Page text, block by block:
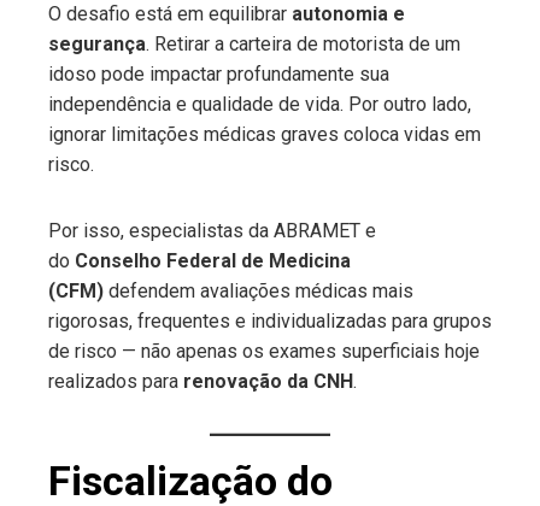
O desafio está em equilibrar autonomia e
segurança. Retirar a carteira de motorista de um
idoso pode impactar profundamente sua
independência e qualidade de vida. Por outro lado,
ignorar limitações médicas graves coloca vidas em
risco.
Por isso, especialistas da ABRAMET e
do Conselho Federal de Medicina
(CFM) defendem avaliações médicas mais
rigorosas, frequentes e individualizadas para grupos
de risco — não apenas os exames superficiais hoje
realizados para renovação da CNH.
Fiscalização do